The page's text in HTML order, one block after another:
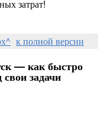
затрат!
к полной версии
— как быстро
задачи